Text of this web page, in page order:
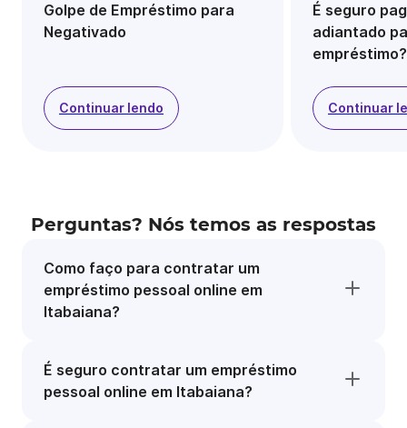
Golpe de Empréstimo para
Negativado
Continuar lendo
É seguro
adiantado
empréstimo?
Continuar
Perguntas? Nós temos as respostas
Como faço para contratar um
empréstimo pessoal online em
Itabaiana?
É seguro contratar um empréstimo
pessoal online em Itabaiana?